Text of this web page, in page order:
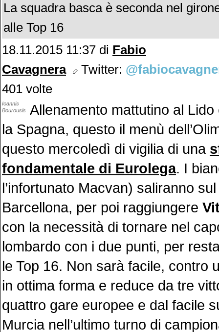
La squadra basca è seconda nel
alle Top 16
18.11.2015 11:37 di Fabio
Cavagnera
Twitter:
401 volte
Ioannis
Bourousis
Allenamento mattutino al
la Spagna, questo il menù
questo mercoledì di vigilia di una
fondamentale di Eurolega. I
l’infortunato Macvan) saliranno
Barcellona, per poi raggiungere
con la necessità di tornare nel
lombardo con i due punti, per
le Top 16. Non sarà facile, contro
in ottima forma e reduce da tre
quattro gare europee e dal facile
Murcia nell’ultimo turno di